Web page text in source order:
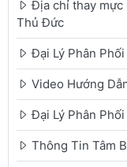
Địa chỉ thay mực
Thủ Đức
Đại Lý Phân
Video Hướng
Đại Lý Phân
Thông Tin Tâm